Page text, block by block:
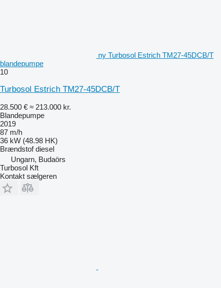
ny Turbosol Estrich TM27-45DCB/T
blandepumpe
10
Turbosol Estrich TM27-45DCB/T
28.500 € ≈ 213.000 kr.
Blandepumpe
2019
87 m/h
36 kW (48.98 HK)
Brændstof diesel
Ungarn, Budaörs
Turbosol Kft
Kontakt sælgeren